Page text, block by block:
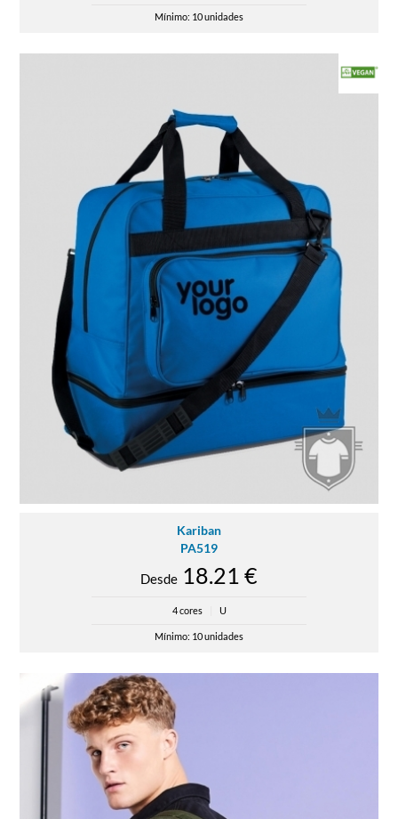
Mínimo: 10 unidades
Kariban
PA519
Desde 18.21 €
4 cores U
Mínimo: 10 unidades